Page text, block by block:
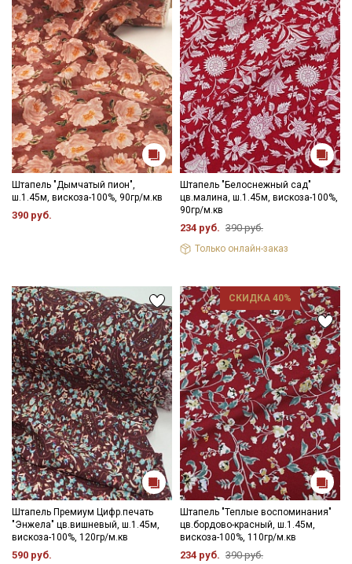
Штапель "Дымчатый пион",
ш.1.45м, вискоза-100%, 90гр/м.кв
390 руб.
Штапель "Белоснежный сад"
цв.малина, ш.1.45м, вискоза-100%,
90гр/м.кв
234 руб. 390 руб.
Только онлайн-заказ
Штапель Премиум Цифр.печать
"Энжела" цв.вишневый, ш.1.45м,
вискоза-100%, 120гр/м.кв
590 руб.
СКИДКА 40%
Штапель "Теплые воспоминания"
цв.бордово-красный, ш.1.45м,
вискоза-100%, 110гр/м.кв
234 руб. 390 руб.
ДаюСогласие на получение рекламных и
информационных рассылок